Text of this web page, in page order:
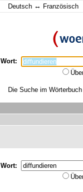
Deutsch ↔ Französisch
Wort:
Die Suche im
Wort: